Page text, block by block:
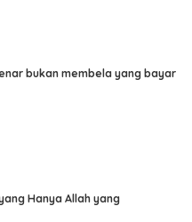
bukan membela yang bayar
Hanya Allah yang